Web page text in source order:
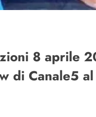
8 aprile
di Canale5